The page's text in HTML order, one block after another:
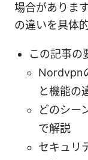
場合がありま
の違いを具体
この記事の
Nordvpn
と機能の
どのシー
で解説
セキュリ